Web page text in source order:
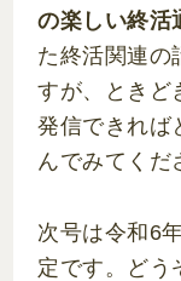
の楽しい終活
た終活関連の
すが、ときど
発信できれば
んでみてくだ
次号は令和6
定です。どう